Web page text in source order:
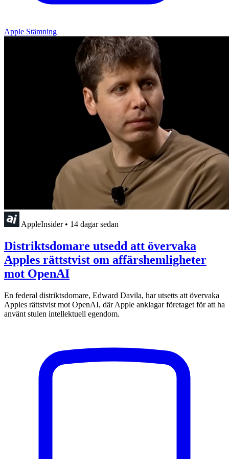
Apple Stämning
AppleInsider • 14 dagar sedan
Distriktsdomare utsedd att övervaka
Apples rättstvist om affärshemligheter
mot OpenAI
En federal distriktsdomare, Edward Davila, har utsetts att övervaka
Apples rättstvist mot OpenAI, där Apple anklagar företaget för att ha
använt stulen intellektuell egendom.